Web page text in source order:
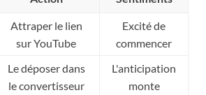
Attraper le lien
sur YouTube
Excité de
commencer
Le déposer dans
le convertisseur
L'anticipation
monte